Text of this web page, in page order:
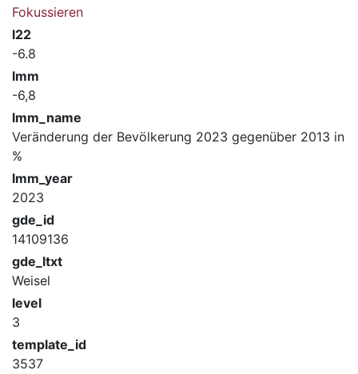
Fokussieren
l22
-6.8
lmm
-6,8
lmm_name
Veränderung der Bevölkerung 2023 gegenüber 2013 in
%
lmm_year
2023
gde_id
14109136
gde_ltxt
Weisel
level
3
template_id
3537